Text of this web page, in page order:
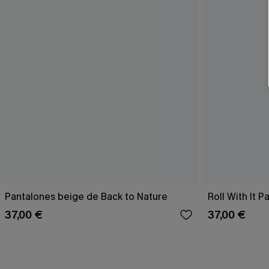
Pantalones beige de Back to Nature
37,00 €
Roll With It
37,00 €